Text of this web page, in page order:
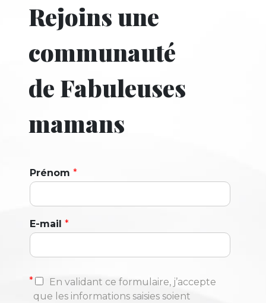
Rejoins une
communauté
de Fabuleuses
mamans
Prénom *
E-mail *
*
En validant ce formulaire, j’accepte
que les informations saisies soient